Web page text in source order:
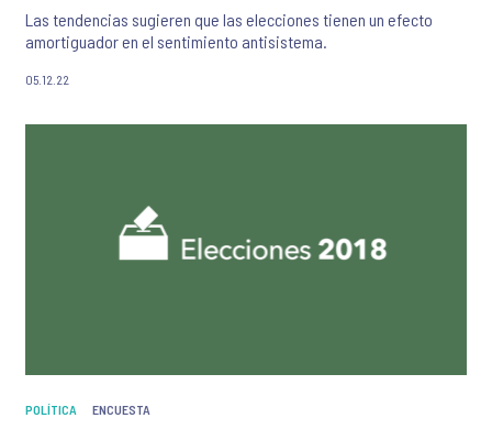
Las tendencias sugieren que las elecciones tienen un efecto
amortiguador en el sentimiento antisistema.
05.12.22
POLÍTICA ENCUESTA